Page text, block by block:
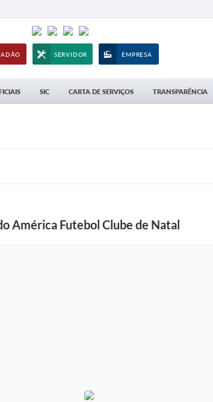
SERVIDOR EMPRESA
SIC CARTA DE SERVIÇOS TRANSPARÊNCIA
América Futebol Clube de Natal